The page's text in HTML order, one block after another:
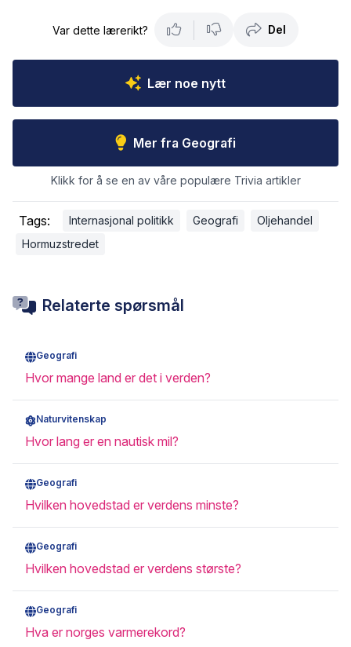
Var dette lærerikt? Del
Lær noe nytt
Mer fra Geografi
Klikk for å se en av våre populære Trivia artikler
Tags: Internasjonal politikk Geografi
Oljehandel
Hormuzstredet
Relaterte spørsmål
Geografi
Hvor mange land er det i verden?
Naturvitenskap
Hvor lang er en nautisk mil?
Geografi
Hvilken hovedstad er verdens minste?
Geografi
Hvilken hovedstad er verdens største?
Geografi
Hva er norges varmerekord?